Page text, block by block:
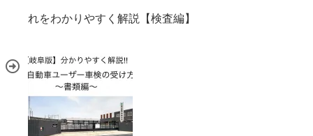
れをわかりやすく解説【検査編】